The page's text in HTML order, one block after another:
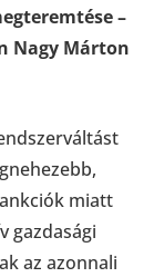
–
Nagy Márton
miatt
gazdasági
az azonnali